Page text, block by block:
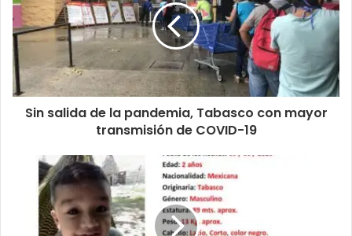
Sin salida de la pandemia, Tabasco con mayor
transmisión de COVID-19